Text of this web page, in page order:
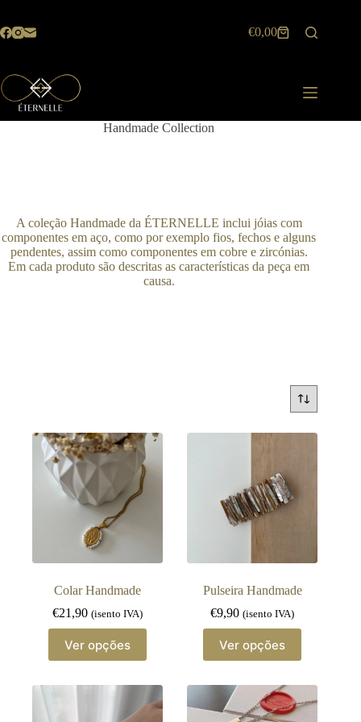
o
Carrinho
€0,00
Handmade Collection
A coleção Handmade da ÉTERNELLE inclui jóias com
componentes em aço, como por exemplo fios, fechos e alguns
pendentes, assim como componentes em cobre e zircónias.
Em cada produto são descritas as características da peça em
causa.
Colar Handmade
€21,90 (isento IVA)
Ver opções
product
has
variants.
Pulseira Handmade
€9,90 (isento IVA)
Ver opções
product
has
variants.
The